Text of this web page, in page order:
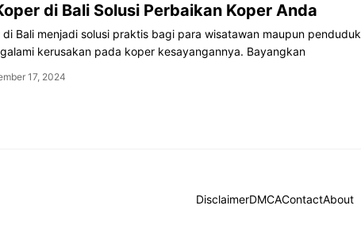
di Bali Solusi Perbaikan Koper Anda
di Bali menjadi solusi praktis bagi para wisatawan maupun penduduk
kerusakan pada koper kesayangannya. Bayangkan
17, 2024
DisclaimerDMCAContactAbout